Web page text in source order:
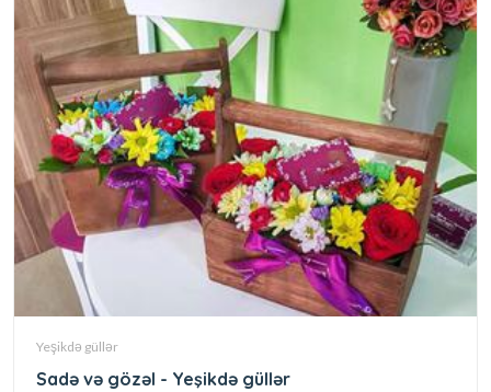
Yeşikdə güllər
Sadə və gözəl - Yeşikdə güllər